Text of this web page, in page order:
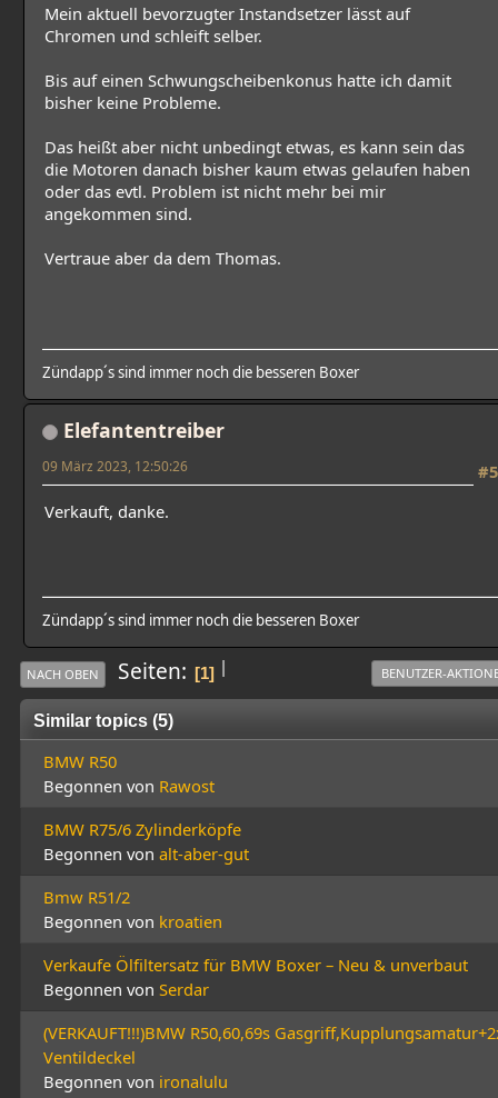
Mein aktuell bevorzugter Instandsetzer lässt auf
Chromen und schleift selber.
Bis auf einen Schwungscheibenkonus hatte ich damit
bisher keine Probleme.
Das heißt aber nicht unbedingt etwas, es kann sein das
die Motoren danach bisher kaum etwas gelaufen haben
oder das evtl. Problem ist nicht mehr bei mir
angekommen sind.
Vertraue aber da dem Thomas.
Zündapp´s sind immer noch die besseren Boxer
Elefantentreiber
#5
09 März 2023, 12:50:26
Verkauft, danke.
Zündapp´s sind immer noch die besseren Boxer
|
NACH OBEN Seiten 1 BENUTZER-
Similar topics (5)
BMW R50
Begonnen von Rawost
BMW R75/6 Zylinderköpfe
Begonnen von alt-aber-gut
Bmw R51/2
Begonnen von kroatien
Verkaufe Ölfiltersatz für BMW Boxer – Neu & unverbaut
Begonnen von Serdar
(VERKAUFT!!!)BMW R50,60,69s
Ventildeckel
Begonnen von ironalulu